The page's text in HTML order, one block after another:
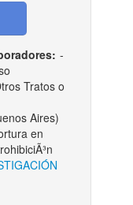
-
Tratos o
Aires)
en